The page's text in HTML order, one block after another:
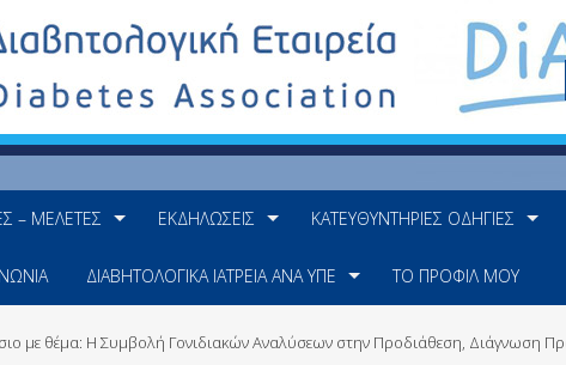
– ΜΕΛΈΤΕΣ ΕΚΔΗΛΏΣΕΙΣ ΚΑΤΕΥΘΥΝΤΉΡΙΕΣ ΟΔΗΓΊΕΣ
ΔΙΑΒΗΤΟΛΟΓΙΚΆ ΙΑΤΡΕΊΑ ΑΝΆ ΥΠΕ ΤΟ ΠΡΟΦΊΛ ΜΟΥ
με θέμα: Η Συμβολή Γονιδιακών Αναλύσεων στην Προδιάθεση, Διάγνωση